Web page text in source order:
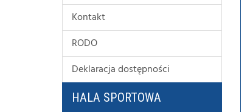
Kontakt
RODO
Deklaracja dostępności
HALA SPORTOWA